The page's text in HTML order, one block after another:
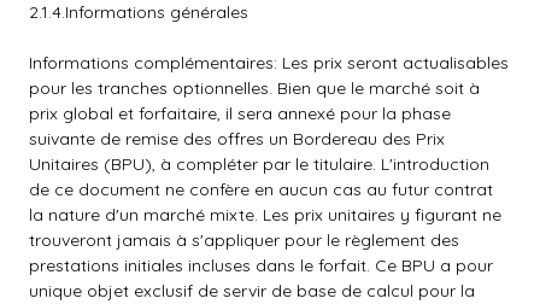
2.1.4.Informations générales
Informations complémentaires: Les prix seront actualisables
pour les tranches optionnelles. Bien que le marché soit à
prix global et forfaitaire, il sera annexé pour la phase
suivante de remise des offres un Bordereau des Prix
Unitaires (BPU), à compléter par le titulaire. L'introduction
de ce document ne confère en aucun cas au futur contrat
la nature d'un marché mixte. Les prix unitaires y figurant ne
trouveront jamais à s'appliquer pour le règlement des
prestations initiales incluses dans le forfait. Ce BPU a pour
unique objet exclusif de servir de base de calcul pour la